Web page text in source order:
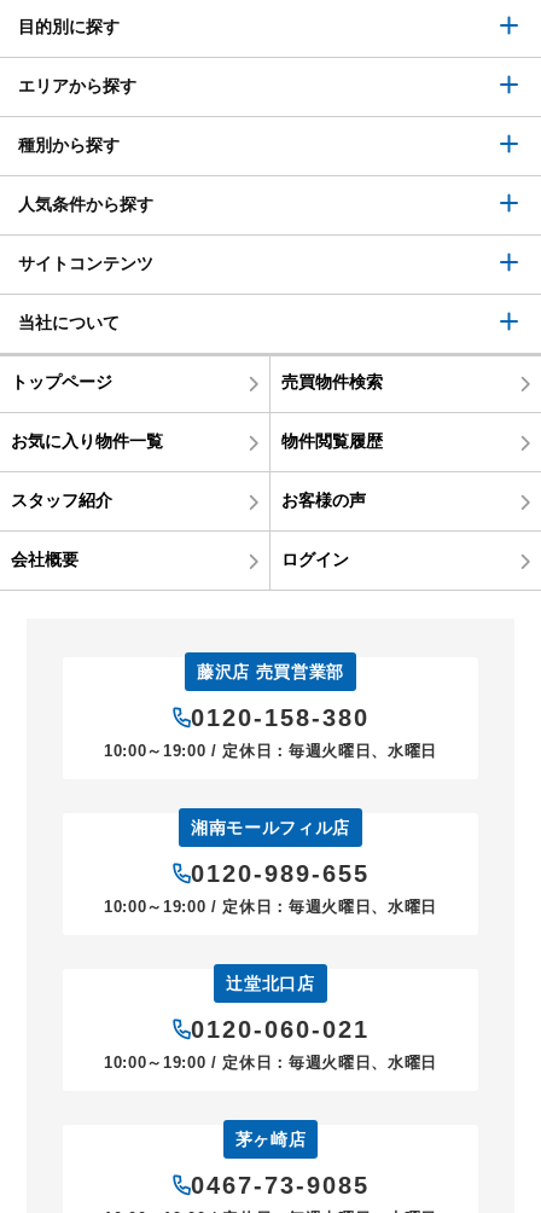
目的別に探す
エリアから探す
種別から探す
人気条件から探す
サイトコンテンツ
当社について
トップページ 売買物件検索
お気に入り物件一覧 物件閲覧履歴
スタッフ紹介 お客様の声
会社概要 ログイン
藤沢店 売買営業部
0120-158-380
10:00～19:00 / 定休日：毎週火曜日、水曜日
湘南モールフィル店
0120-989-655
10:00～19:00 / 定休日：毎週火曜日、水曜日
辻堂北口店
0120-060-021
10:00～19:00 / 定休日：毎週火曜日、水曜日
茅ヶ崎店
0467-73-9085